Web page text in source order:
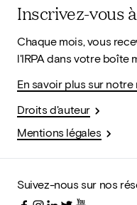
Inscrivez-vous
Chaque mois, vous
l'IRPA dans votre boîte
En savoir plus sur
Droits d'auteur
Mentions légales
Suivez-nous sur nos